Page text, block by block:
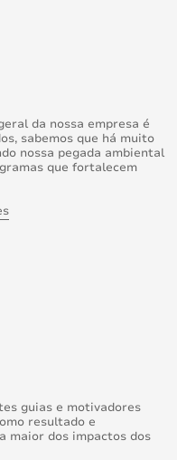
da nossa empresa é
sabemos que há muito
nossa pegada ambiental
que fortalecem
guias e motivadores
resultado e
maior dos impactos dos